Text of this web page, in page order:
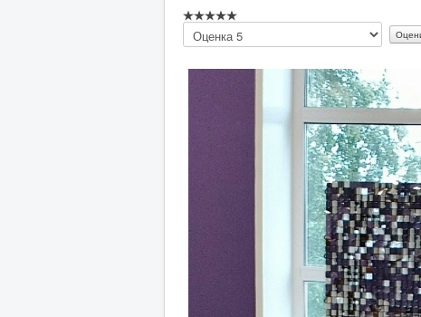
Пожалуйста,
оцените